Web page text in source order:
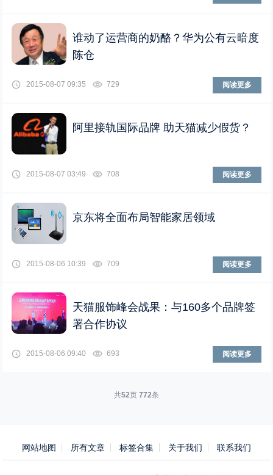
谁动了运营商的奶酪？华为公有云暗度
陈仓
2015-08-07 09:35 729 阅读更多
阿里接轨国际品牌 助天猫减少假货？
2015-08-07 03:49 708 阅读更多
京东将全面布局智能家居领域
2015-08-06 10:39 709 阅读更多
天猫服饰峰会战果：与160多个品牌签
署合作协议
2015-08-06 09:40 693 阅读更多
共52页 772条
网站地图 所有文章 标签合集 关于我们 联系我们